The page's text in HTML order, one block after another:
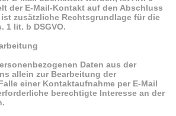
der E-Mail-Kontakt auf den Abschluss
zusätzliche Rechtsgrundlage für die
1 lit. b DSGVO.
Daten aus der
allein zur Bearbeitung der
einer Kontaktaufnahme per E-Mail
berechtigte Interesse an der